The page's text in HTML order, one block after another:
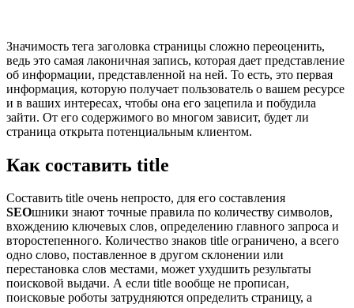
Значимость тега заголовка страницы сложно переоценить,
ведь это самая лаконичная запись, которая дает представление
об информации, представленной на ней. То есть, это первая
информация, которую получает пользователь о вашем ресурсе
и в ваших интересах, чтобы она его зацепила и побудила
зайти. От его содержимого во многом зависит, будет ли
страница открыта потенциальным клиентом.
Как составить title
Составить title очень непросто, для его составления
SEOшники знают точные правила по количеству символов,
вхождению ключевых слов, определению главного запроса и
второстепенного. Количество знаков title ограничено, а всего
одно слово, поставленное в другом склонении или
перестановка слов местами, может ухудшить результаты
поисковой выдачи. А если title вообще не прописан,
поисковые роботы затрудняются определить страницу, а